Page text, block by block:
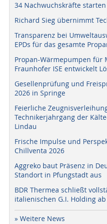
34 Nachwuchskräfte
Richard Sieg übernimmt
Transparenz bei
EPDs für das gesamte
Propan-Wärmepumpen für
Fraunhofer ISE entwickelt
Gesellenprüfung und
2026 in Springe
Feierliche
Technikerjahrgang der
Lindau
Frische Impulse und
Chillventa 2026
Aggreko baut Präsenz in
Standort in Pfungstadt aus
BDR Thermea schließt
italienischen G.I. Holding ab
» Weitere News